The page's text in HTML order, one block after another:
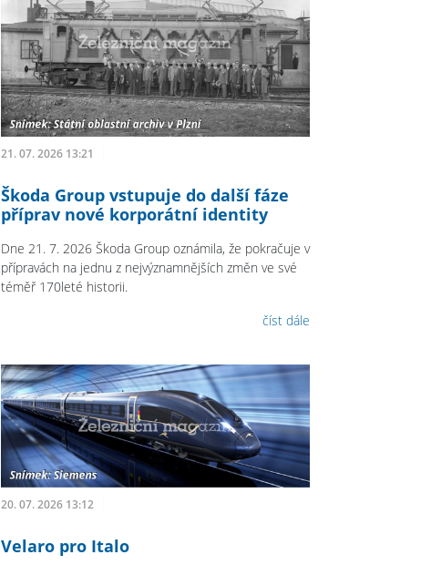
21. 07. 2026 13:21
Škoda Group vstupuje do další fáze
příprav nové korporátní identity
Dne 21. 7. 2026 Škoda Group oznámila, že pokračuje v
přípravách na jednu z nejvýznamnějších změn ve své
téměř 170leté historii.
číst dále
20. 07. 2026 13:12
Velaro pro Italo